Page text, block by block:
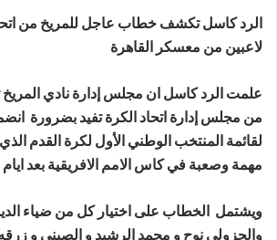
الرد كاسل تكشف خطاب عاجل للمريخ من
لاعبين من معسكر القاهرة
علمت الرد كاسل ان مجلس إدارة نادي
من مجلس إدارة اتحاد الكرة تفيد بضرورة
لقائمة المنتخب الوطني الأول لكرة القدم
مهمة وصعبة في كاس الامم الافريقية بعد ايام
ويشتمل الخطاب على اختيار كل من ضياء
والجزولي نوح و محمد الرشيد و الصيني و